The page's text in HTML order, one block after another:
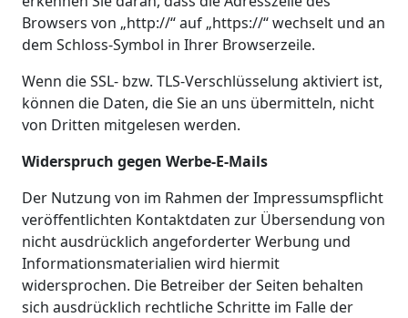
Browsers von „http://“ auf „https://“ wechselt und an
dem Schloss-Symbol in Ihrer Browserzeile.
Wenn die SSL- bzw. TLS-Verschlüsselung aktiviert ist,
können die Daten, die Sie an uns übermitteln, nicht
von Dritten mitgelesen werden.
Widerspruch gegen Werbe-E-Mails
Der Nutzung von im Rahmen der Impressumspflicht
veröffentlichten Kontaktdaten zur Übersendung von
nicht ausdrücklich angeforderter Werbung und
Informationsmaterialien wird hiermit
widersprochen. Die Betreiber der Seiten behalten
sich ausdrücklich rechtliche Schritte im Falle der